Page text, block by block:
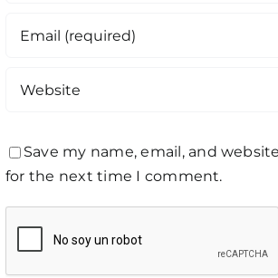
Save my name, email, and
for the next time I comment.